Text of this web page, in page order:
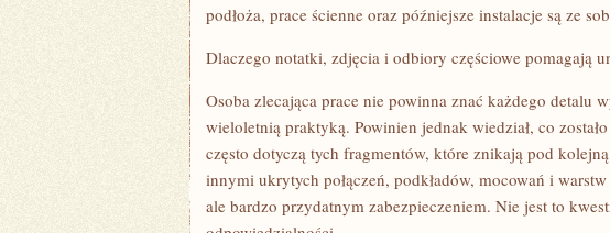
podłoża, prace ścienne oraz późniejsze instalacje są ze
Dlaczego notatki, zdjęcia i odbiory częściowe pomagają
Osoba zlecająca prace nie powinna znać każdego detalu
wieloletnią praktyką. Powinien jednak wiedział, co
często dotyczą tych fragmentów, które znikają pod
innymi ukrytych połączeń, podkładów, mocowań i
ale bardzo przydatnym zabezpieczeniem. Nie jest to